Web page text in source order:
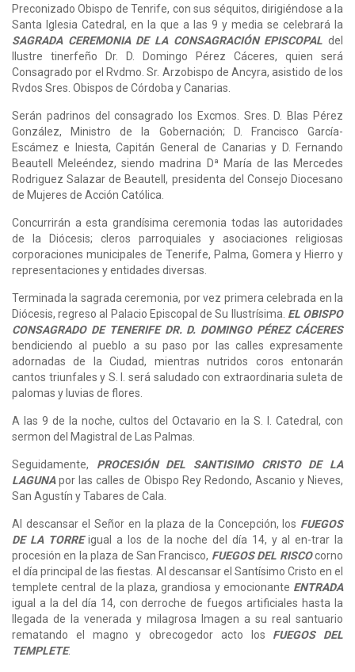
Preconizado Obispo de Tenrife, con sus séquitos, dirigiéndose a la
Santa Iglesia Catedral, en la que a las 9 y media se celebrará la
SAGRADA CEREMONIA DE LA CONSAGRACIÓN EPISCOPAL del
Ilustre tinerfeño Dr. D. Domingo Pérez Cáceres, quien será
Consagrado por el Rvdmo. Sr. Arzobispo de Ancyra, asistido de los
Rvdos Sres. Obispos de Córdoba y Canarias.
Serán padrinos del consagrado los Excmos. Sres. D. Blas Pérez
González, Ministro de la Gobernación; D. Francisco García-
Escámez e Iniesta, Capitán General de Canarias y D. Fernando
Beautell Meleéndez, siendo madrina Dª María de las Mercedes
Rodriguez Salazar de Beautell, presidenta del Consejo Diocesano
de Mujeres de Acción Católica.
Concurrirán a esta grandísima ceremonia todas las autoridades
de la Diócesis; cleros parroquiales y asociaciones religiosas
corporaciones municipales de Tenerife, Palma, Gomera y Hierro y
representaciones y entidades diversas.
Terminada la sagrada ceremonia, por vez primera celebrada en la
Diócesis, regreso al Palacio Episcopal de Su Ilustrísima. EL OBISPO
CONSAGRADO DE TENERIFE DR. D. DOMINGO PÉREZ CÁCERES
bendiciendo al pueblo a su paso por las calles expresamente
adornadas de la Ciudad, mientras nutridos coros entonarán
cantos triunfales y S. I. será saludado con extraordinaria suleta de
palomas y luvias de flores.
A las 9 de la noche, cultos del Octavario en la S. I. Catedral, con
sermon del Magistral de Las Palmas.
Seguidamente, PROCESIÓN DEL SANTISIMO CRISTO DE LA
LAGUNApor las calles de Obispo Rey Redondo, Ascanio y Nieves,
San Agustín y Tabares de Cala.
Al descansar el Señor en la plaza de la Concepción, los FUEGOS
DE LA TORREigual a los de la noche del día 14, y al en-trar la
procesión en la plaza de San Francisco, FUEGOS DEL RISCOcorno
el día principal de las fiestas. Al descansar el Santísimo Cristo en el
templete central de la plaza, grandiosa y emocionante ENTRADA
igual a la del día 14, con derroche de fuegos artificiales hasta la
llegada de la venerada y milagrosa Imagen a su real santuario
rematando el magno y obrecogedor acto los FUEGOS DEL
TEMPLETE.